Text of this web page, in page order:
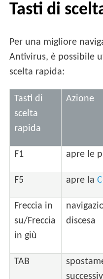
Tasti di
Per una migliore
Antivirus, è possibile
scelta rapida:
Tasti di
scelta
rapida
Azione
F1 apre le
F5 apre la
Freccia in
su/Freccia
in giù
discesa
TAB